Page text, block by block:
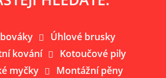
Úhlové brusky
kování
Kotoučové pily
myčky
Montážní pěny